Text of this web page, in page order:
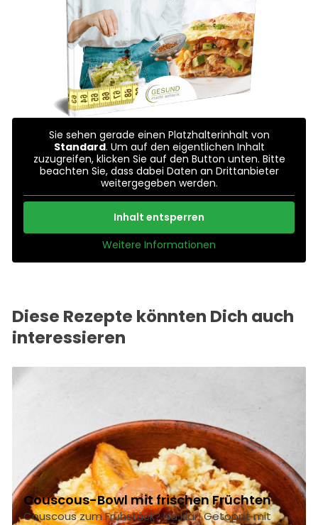
Sie sehen gerade einen Platzhalterinhalt von
Standard. Um auf den eigentlichen Inhalt
zuzugreifen, klicken Sie auf den Button unten. Bitte
beachten Sie, dass dabei Daten an Drittanbieter
weitergegeben werden.
Inhalt entsperren
Weitere Informationen
Diese Rezepte könnten Dich auch
interessieren
Couscous-Bowl mit frischen Früchten
Couscous zum Frühstück? Na klar! Getoppt mit